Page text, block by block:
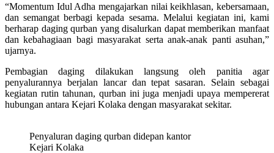
“Momentum Idul Adha mengajarkan nilai keikhlasan, kebersamaan,
dan semangat berbagi kepada sesama. Melalui kegiatan ini, kami
berharap daging qurban yang disalurkan dapat memberikan manfaat
dan kebahagiaan bagi masyarakat serta anak-anak panti asuhan,”
ujarnya.
Pembagian daging dilakukan langsung oleh panitia agar
penyalurannya berjalan lancar dan tepat sasaran. Selain sebagai
kegiatan rutin tahunan, qurban ini juga menjadi upaya mempererat
hubungan antara Kejari Kolaka dengan masyarakat sekitar.
Penyaluran daging qurban didepan kantor
Kejari Kolaka